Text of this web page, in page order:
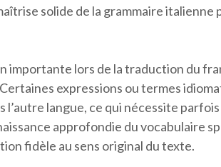
solide de la grammaire
importante lors de la traduction du
expressions ou termes
l’autre langue, ce qui nécessite
approfondie du vocabulaire
fidèle au sens original du texte.